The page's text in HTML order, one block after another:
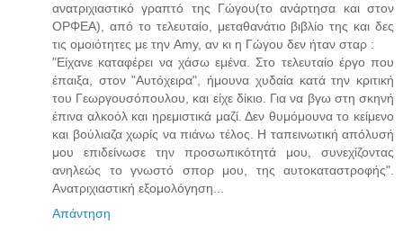
ανατριχιαστικό γραπτό της Γώγου(το ανάρτησα και στον
ΟΡΦΕΑ), από το τελευταίο, μεταθανάτιο βιβλίο της και δες
τις ομοιότητες με την Amy, αν κι η Γώγου δεν ήταν σταρ :
"Είχανε καταφέρει να χάσω εμένα. Στο τελευταίο έργο που
έπαιξα, στον "Αυτόχειρα", ήμουνα χυδαία κατά την κριτική
του Γεωργουσόπουλου, και είχε δίκιο. Για να βγω στη σκηνή
έπινα αλκοόλ και ηρεμιστικά μαζί. Δεν θυμόμουνα το κείμενο
και βούλιαζα χωρίς να πιάνω τέλος. Η ταπεινωτική απόλυσή
μου επιδείνωσε την προσωπικότητά μου, συνεχίζοντας
ανηλεώς το γνωστό σπορ μου, της αυτοκαταστροφής".
Ανατριχιαστική εξομολόγηση...
Απάντηση